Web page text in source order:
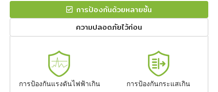
การป้องกันด้วยหลายชั้น
ความปลอดภัยไว้ก่อน
การป้องกันแรงดันไฟฟ้าเกิน การป้องกันกระแสเกิน